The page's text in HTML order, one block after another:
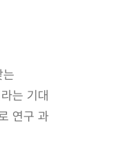
는
는 기대
연구 과